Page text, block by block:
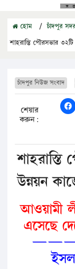
হোম / চাঁদপুর
শাহরাস্তি পৌরসভার ৩২টি
চাঁদপুর নিউজ সংবাদ
শেয়ার
করুন:
শাহরাস্তি
উন্নয়ন
আওয়ামী
এসেছে